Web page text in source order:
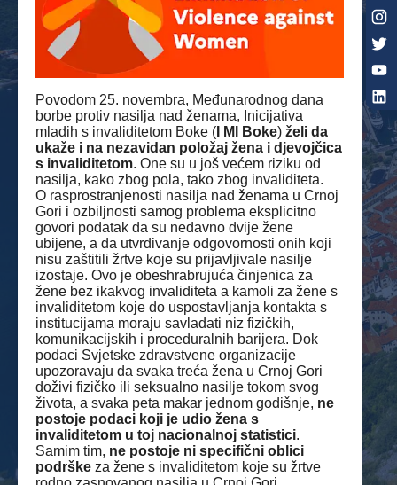
Povodom 25. novembra, Međunarodnog dana
borbe protiv nasilja nad ženama, Inicijativa
mladih s invaliditetom Boke ( I MI Boke) želi da
ukaže i na nezavidan položaj žena i djevojčica
s invaliditetom. One su u još većem riziku od
nasilja, kako zbog pola, tako zbog invaliditeta.
O rasprostranjenosti nasilja nad ženama u Crnoj
Gori i ozbiljnosti samog problema eksplicitno
govori podatak da su nedavno dvije žene
ubijene, a da utvrđivanje odgovornosti onih koji
nisu zaštitili žrtve koje su prijavljivale nasilje
izostaje. Ovo je obeshrabrujuća činjenica za
žene bez ikakvog invaliditeta a kamoli za žene s
invaliditetom koje do uspostavljanja kontakta s
institucijama moraju savladati niz fizičkih,
komunikacijskih i proceduralnih barijera. Dok
podaci Svjetske zdravstvene organizacije
upozoravaju da svaka treća žena u Crnoj Gori
doživi fizičko ili seksualno nasilje tokom svog
života, a svaka peta makar jednom godišnje, ne
postoje podaci koji je udio žena s
invaliditetom u toj nacionalnoj statistici.
Samim tim, ne postoje ni specifični oblici
podrške za žene s invaliditetom koje su žrtve